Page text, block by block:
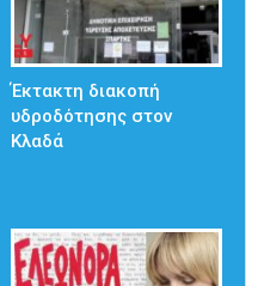
Έκτακτη διακοπή
υδροδότησης στον
Κλαδά